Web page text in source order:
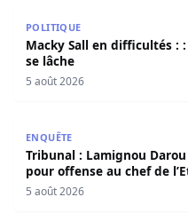
POLITIQUE
Macky Sall en difficultés : : Un ancien Sg adjoint de l’Onu
se lâche
5 août 2026
ENQUÊTE
Tribunal : Lamignou
pour offense au chef de
5 août 2026